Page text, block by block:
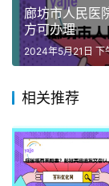
廊坊市人民医
方可办理
2024年5月21日 下
相关推荐